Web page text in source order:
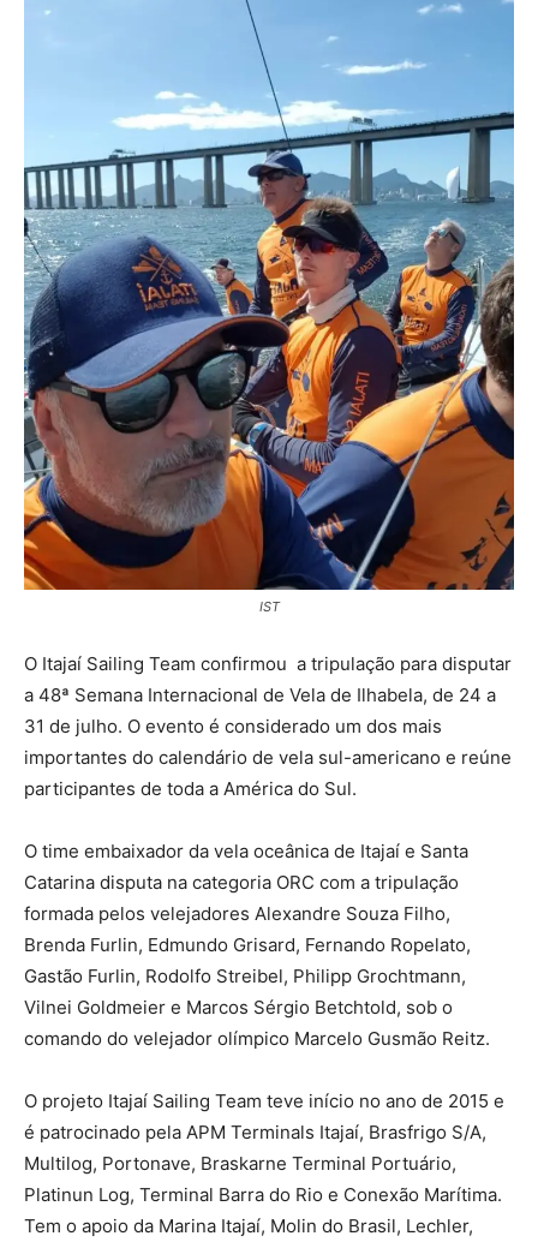
IST
O Itajaí Sailing Team confirmou a tripulação para disputar
a 48ª Semana Internacional de Vela de Ilhabela, de 24 a
31 de julho. O evento é considerado um dos mais
importantes do calendário de vela sul-americano e reúne
participantes de toda a América do Sul.
O time embaixador da vela oceânica de Itajaí e Santa
Catarina disputa na categoria ORC com a tripulação
formada pelos velejadores Alexandre Souza Filho,
Brenda Furlin, Edmundo Grisard, Fernando Ropelato,
Gastão Furlin, Rodolfo Streibel, Philipp Grochtmann,
Vilnei Goldmeier e Marcos Sérgio Betchtold, sob o
comando do velejador olímpico Marcelo Gusmão Reitz.
O projeto Itajaí Sailing Team teve início no ano de 2015 e
é patrocinado pela APM Terminals Itajaí, Brasfrigo S/A,
Multilog, Portonave, Braskarne Terminal Portuário,
Platinun Log, Terminal Barra do Rio e Conexão Marítima.
Tem o apoio da Marina Itajaí, Molin do Brasil, Lechler,